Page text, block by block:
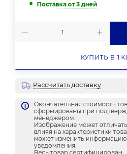
Поставка от 3 дней
КУПИТЬ В 1
Рассчитать доставку
Окончательная стоимость
сформированы при
менеджером.
Изображение может
влияя на характеристики
может изменить информацию
уведомления.
Весь товар сертифицирован.